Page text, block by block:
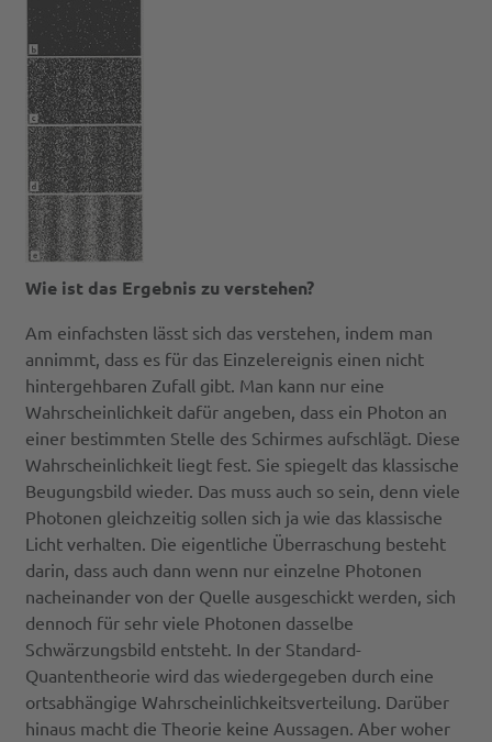
Wie ist das Ergebnis zu verstehen?
Am einfachsten lässt sich das verstehen, indem man
annimmt, dass es für das Einzelereignis einen nicht
hintergehbaren Zufall gibt. Man kann nur eine
Wahrscheinlichkeit dafür angeben, dass ein Photon an
einer bestimmten Stelle des Schirmes aufschlägt. Diese
Wahrscheinlichkeit liegt fest. Sie spiegelt das klassische
Beugungsbild wieder. Das muss auch so sein, denn viele
Photonen gleichzeitig sollen sich ja wie das klassische
Licht verhalten. Die eigentliche Überraschung besteht
darin, dass auch dann wenn nur einzelne Photonen
nacheinander von der Quelle ausgeschickt werden, sich
dennoch für sehr viele Photonen dasselbe
Schwärzungsbild entsteht. In der Standard-
Quantentheorie wird das wiedergegeben durch eine
ortsabhängige Wahrscheinlichkeitsverteilung. Darüber
hinaus macht die Theorie keine Aussagen. Aber woher